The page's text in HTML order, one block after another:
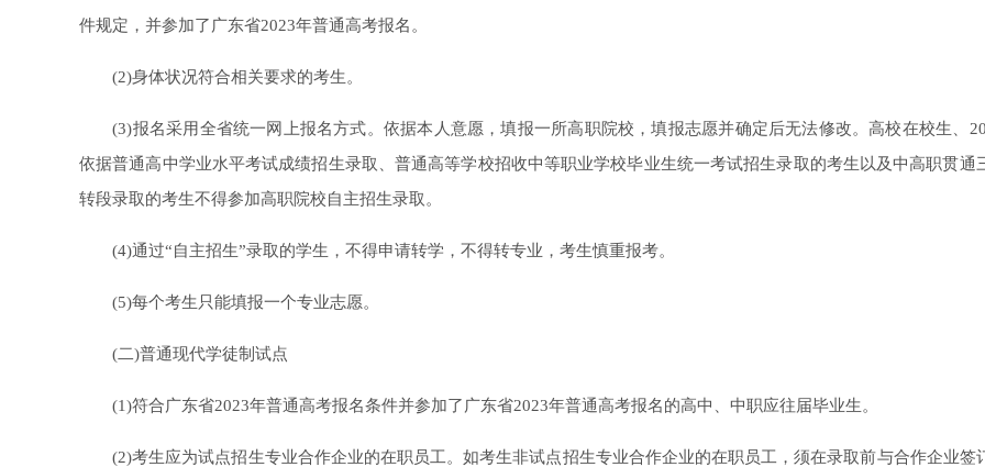
件规定，并参加了广东省2023年普通高考报名。
(2)身体状况符合相关要求的考生。
(3)报名采用全省统一网上报名方式。依据本人意愿，填报一所高职院校，填报志愿并确定后无法修改。高校在校生、
依据普通高中学业水平考试成绩招生录取、普通高等学校招收中等职业学校毕业生统一考试招生录取的考生以及中高职贯通
转段录取的考生不得参加高职院校自主招生录取。
(4)通过“自主招生”录取的学生，不得申请转学，不得转专业，考生慎重报考。
(5)每个考生只能填报一个专业志愿。
(二)普通现代学徒制试点
(1)符合广东省2023年普通高考报名条件并参加了广东省2023年普通高考报名的高中、中职应往届毕业生。
(2)考生应为试点招生专业合作企业的在职员工。如考生非试点招生专业合作企业的在职员工，须在录取前与合作企业签